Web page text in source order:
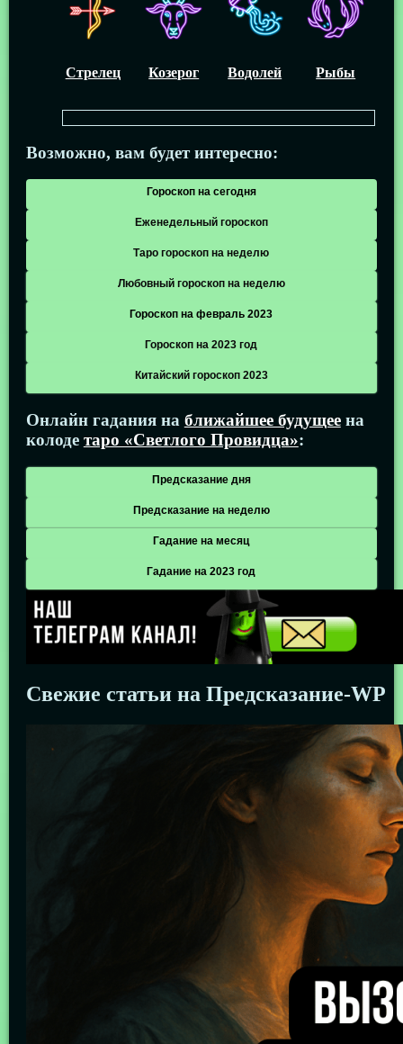
Стрелец Козерог Водолей Рыбы
Возможно, вам будет интересно:
Гороскоп на сегодня
Еженедельный гороскоп
Таро гороскоп на неделю
Любовный гороскоп на неделю
Гороскоп на февраль 2023
Гороскоп на 2023 год
Китайский гороскоп 2023
Онлайн гадания на ближайшее будущеена
колоде таро «Светлого Провидца»:
Предсказание дня
Предсказание на неделю
Гадание на месяц
Гадание на 2023 год
Свежие статьи на Предсказание-WP